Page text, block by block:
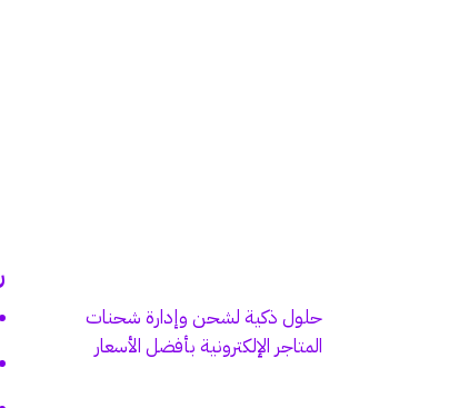
حلول ذكية لشحن وإدارة شحنات
المتاجر الإلكترونية بأفضل الأسعار